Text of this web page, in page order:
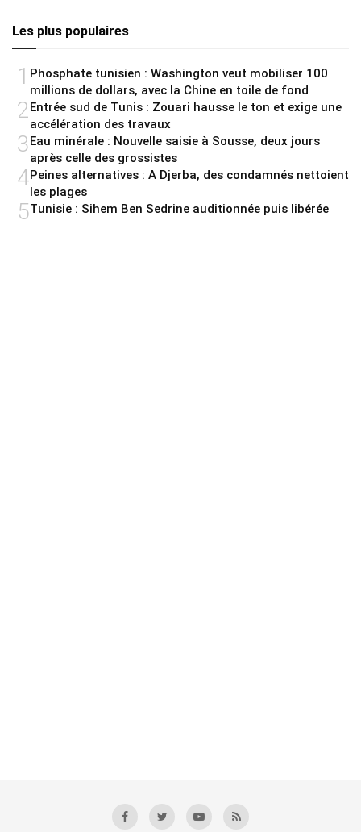
Les plus populaires
1 Phosphate tunisien : Washington veut mobiliser 100
millions de dollars, avec la Chine en toile de fond
2Entrée sud de Tunis : Zouari hausse le ton et exige une
accélération des travaux
3Eau minérale : Nouvelle saisie à Sousse, deux jours
après celle des grossistes
4Peines alternatives : A Djerba, des condamnés nettoient
les plages
5Tunisie : Sihem Ben Sedrine auditionnée puis libérée